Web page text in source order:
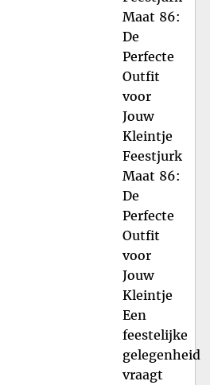
Maat 86:
De
Perfecte
Outfit
voor
Jouw
Kleintje
Feestjurk
Maat 86:
De
Perfecte
Outfit
voor
Jouw
Kleintje
Een
feestelijke
gelegenheid
vraagt